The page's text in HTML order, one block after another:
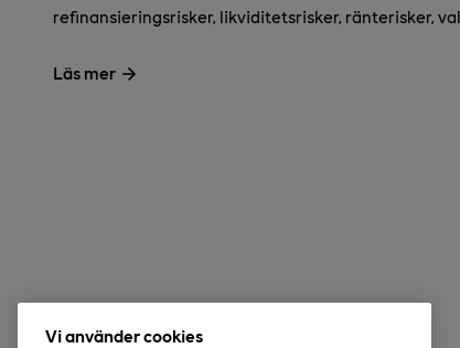
refinansieringsrisker, likviditetsrisker, ränterisker,
Läs mer
Vi använder cookies